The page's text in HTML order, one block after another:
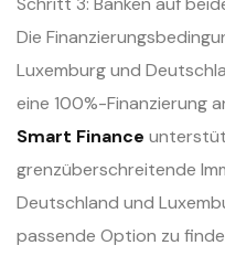
Die
Luxemburg und
eine 100%-Finanzierung
Smart Finance
grenzüberschreitende
Deutschland und
passende Option zu